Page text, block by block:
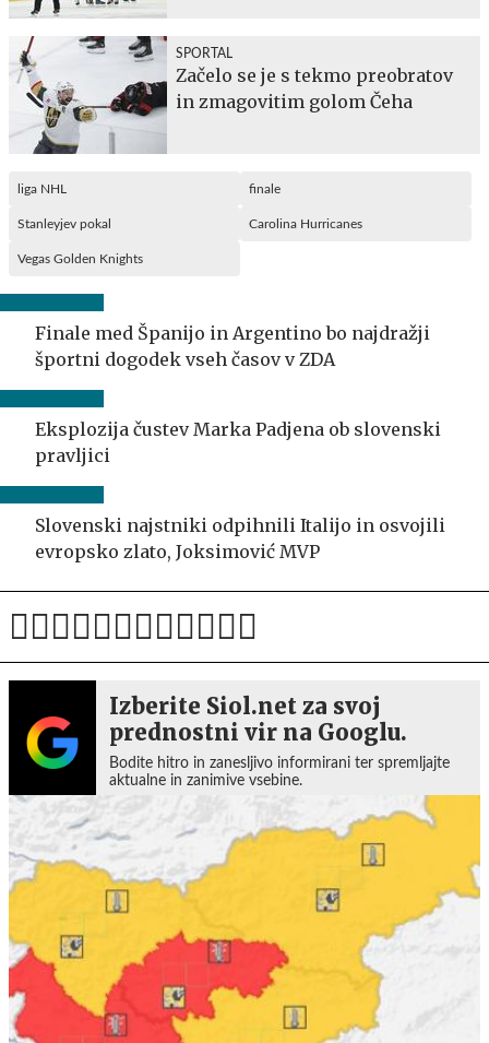
SPORTAL
Začelo se je s tekmo preobratov
in zmagovitim golom Čeha
liga NHL finale
Stanleyjev pokal Carolina Hurricanes
Vegas Golden Knights
Finale med Španijo in Argentino bo najdražji
športni dogodek vseh časov v ZDA
Eksplozija čustev Marka Padjena ob slovenski
pravljici
Slovenski najstniki odpihnili Italijo in osvojili
evropsko zlato, Joksimović MVP
Izberite Siol.net za svoj
prednostni vir na Googlu.
Bodite hitro in zanesljivo informirani ter spremljajte
aktualne in zanimive vsebine.